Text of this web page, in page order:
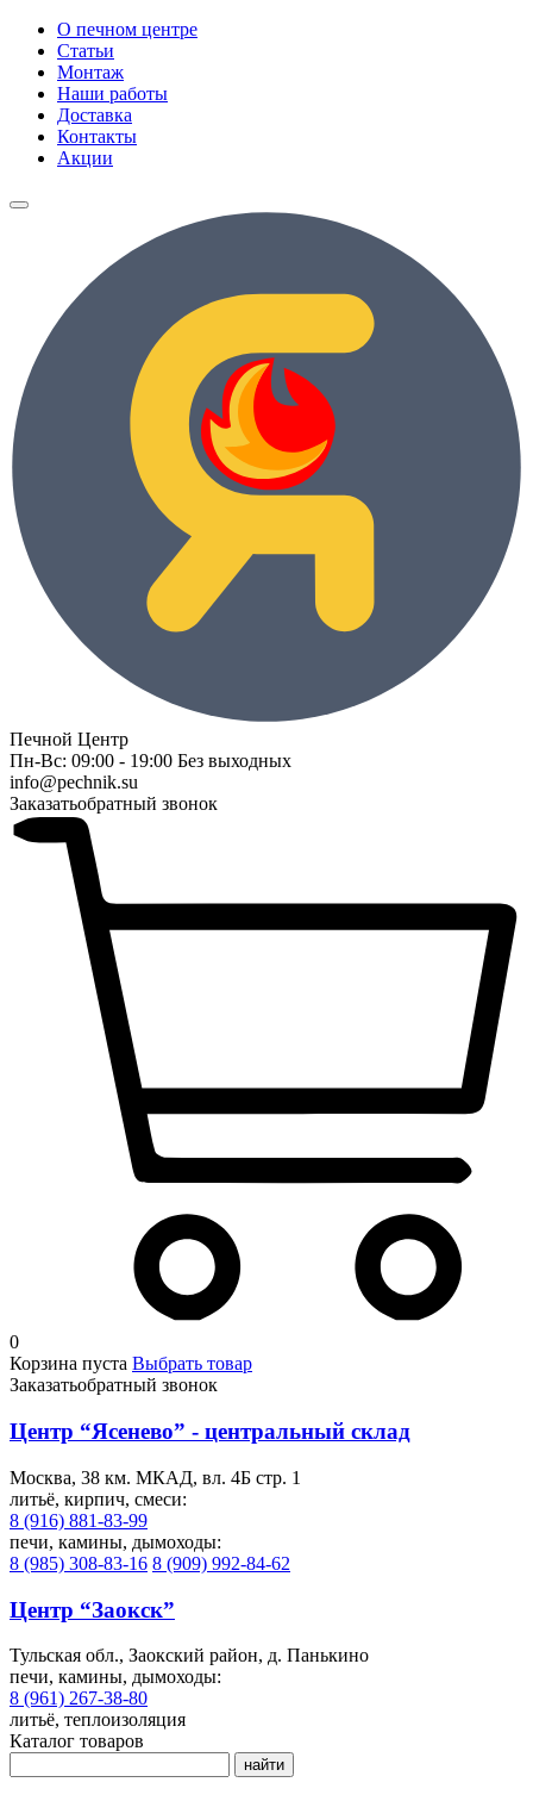
О печном центре
Статьи
Монтаж
Наши работы
Доставка
Контакты
Акции
Печной Центр
Пн-Вс: 09:00 - 19:00 Без выходных
info@pechnik.su
Заказатьобратный звонок
0
Корзина пуста Выбрать товар
Заказатьобратный звонок
Центр “Ясенево” - центральный склад
Москва, 38 км. МКАД, вл. 4Б стр. 1
литьё, кирпич, смеси:
8 (916) 881-83-99
печи, камины, дымоходы:
8 (985) 308-83-16 8 (909) 992-84-62
Центр “Заокск”
Тульская обл., Заокский район, д. Панькино
печи, камины, дымоходы:
8 (961) 267-38-80
литьё, теплоизоляция
Каталог товаров
найти